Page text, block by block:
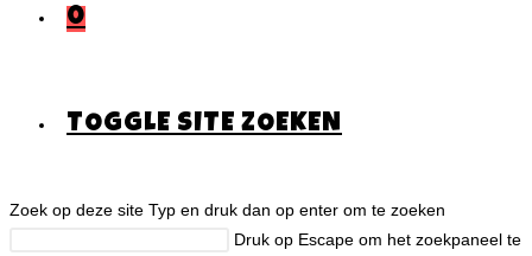
0
TOGGLE SITE ZOEKEN
Zoek op deze site Typ en druk dan op enter om te zoeken
Druk op Escape om het zoekpaneel te